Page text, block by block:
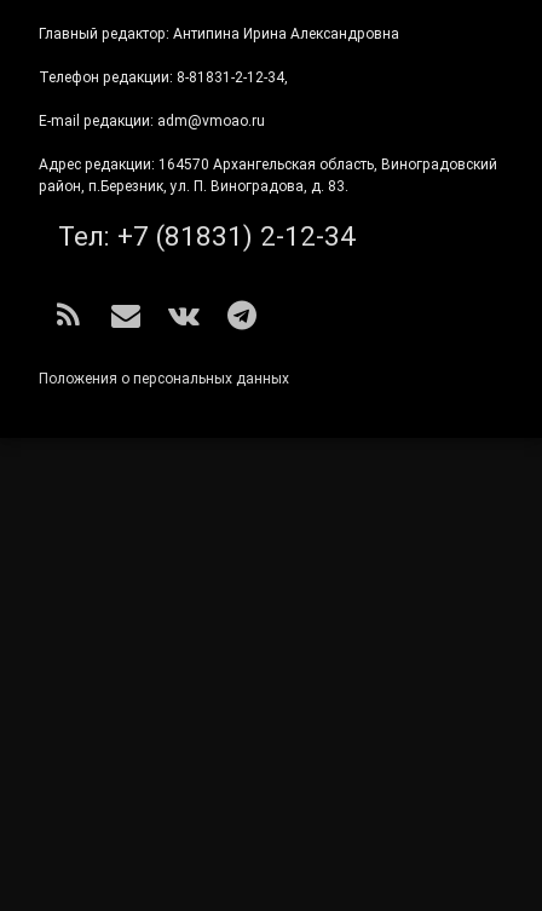
Главный редактор: Антипина Ирина Александровна
Телефон редакции: 8-81831-2-12-34,
E-mail редакции: adm@vmoao.ru
Адрес редакции: 164570 Архангельская область, Виноградовский
район, п.Березник, ул. П. Виноградова, д. 83.
Тел: +7 (81831) 2-12-34
RSS E-mailВКонтакте
Telegram
Положения о персональных данных